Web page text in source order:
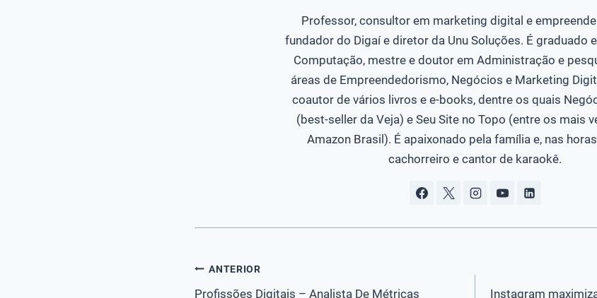
Professor, consultor em marketing digital e
fundador do Digaí e diretor da Unu Soluções. É graduado
Computação, mestre e doutor em Administração e
áreas de Empreendedorismo, Negócios e Marketing
coautor de vários livros e e-books, dentre os quais
(best-seller da Veja) e Seu Site no Topo (entre os mais
Amazon Brasil). É apaixonado pela família e, nas
cachorreiro e cantor de karaokê.
Navegação
ANTERIOR
Profissões Digitais – Analista De Métricas
Instagram